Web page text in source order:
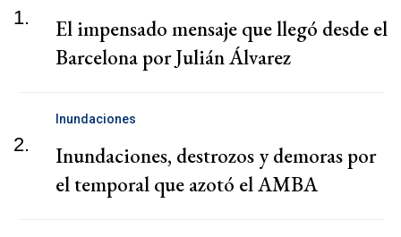
1.
El impensado mensaje que llegó desde el
Barcelona por Julián Álvarez
2.
Inundaciones
Inundaciones, destrozos y demoras por
el temporal que azotó el AMBA